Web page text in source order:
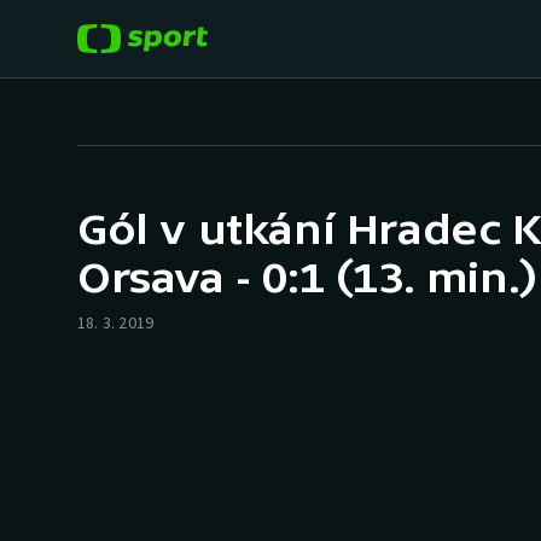
Hokej
Tenis
Baseball a softbal
Basketbal
Gól v utkání Hradec
Orsava - 0:1 (13. min.)
18. 3. 2019